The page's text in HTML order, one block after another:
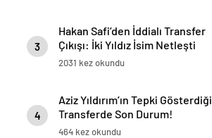
3
Hakan Safi’den İddialı Transfer
Çıkışı: İki Yıldız İsim Netleşti
2031 kez okundu
4
Aziz Yıldırım’ın Tepki Gösterdiği
Transferde Son Durum!
Oyuncunun Geleceği Belli Oldu
464 kez okundu